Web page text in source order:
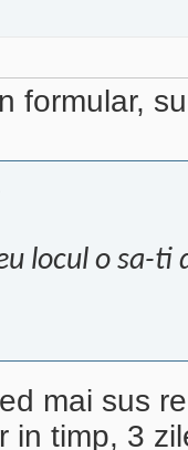
formular,
locul o sa-ti
mai sus
in timp, 3